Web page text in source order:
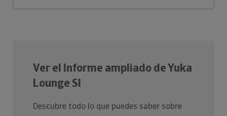
Ver el Informe ampliado de Yuka
Lounge Sl
Descubre todo lo que puedes saber sobre